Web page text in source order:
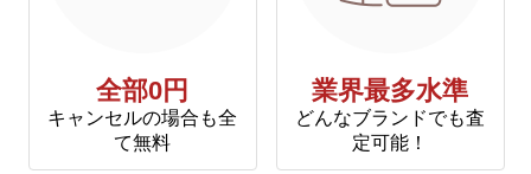
全部0円
キャンセルの場合も全
て無料
業界最多水準
どんなブランドでも査
定可能！